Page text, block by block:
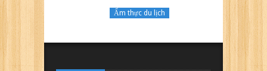
Ẩm thực du lịch